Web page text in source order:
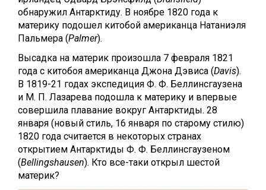
обнаружил Антарктиду. В ноябре 1820 года к
материку подошел китобой американца Натаниэля
Пальмера (Palmer).
Высадка на материк произошла 7 февраля 1821
года с китобоя американца Джона Дэвиса (Davis).
В 1819-21 годах экспедиция Ф. Ф. Беллинсгаузена
и М. П. Лазарева подошла к материку и впервые
совершила плавание вокруг Антарктиды. 28
января (новый стиль, 16 января по старому стилю)
1820 года считается в некоторых странах
открытием Антарктиды Ф. Ф. Беллинсгаузеном
(Bellingshausen). Кто все-таки открыл шестой
материк?